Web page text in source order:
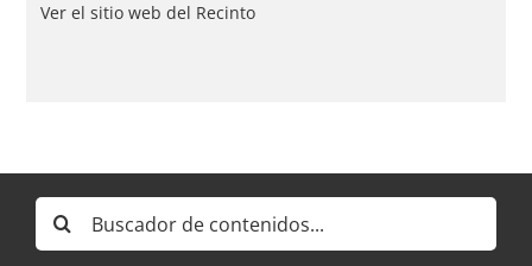
Ver el sitio web del Recinto
Buscar: